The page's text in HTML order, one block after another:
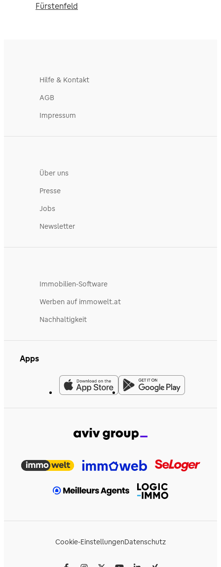
Fürstenfeld
Hilfe & Kontakt
AGB
Impressum
Über uns
Presse
Jobs
Newsletter
Immobilien-Software
Werben auf immowelt.at
Nachhaltigkeit
Apps
Cookie-EinstellungenDatenschutz